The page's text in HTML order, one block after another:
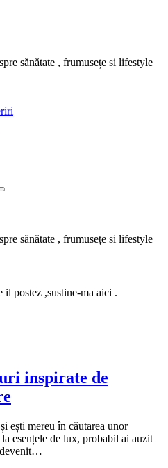
sănătate , frumusețe si lifestyle
sănătate , frumusețe si lifestyle
postez ,sustine-ma aici .
inspirate de
ești mereu în căutarea unor
esențele de lux, probabil ai auzit
devenit…